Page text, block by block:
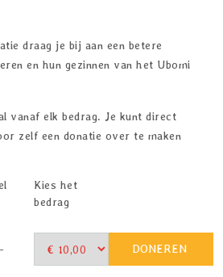
draag je bij aan een betere
en hun gezinnen van het Ubomi
vanaf elk bedrag. Je kunt direct
zelf een donatie over te maken
Kies het
bedrag